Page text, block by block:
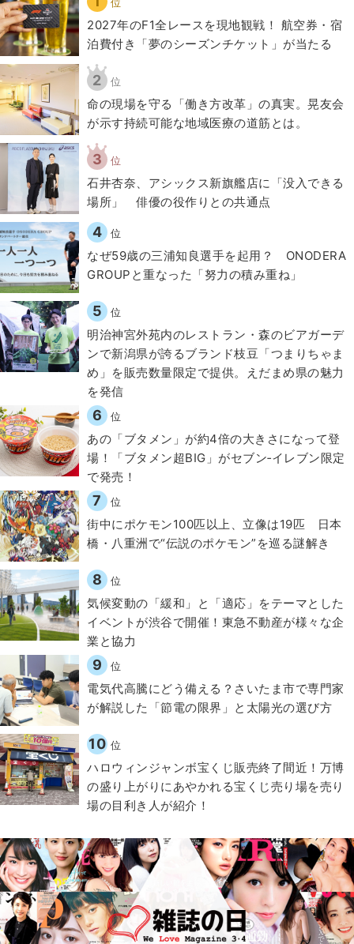
2027年のF1全レースを現地観戦！ 航空券・宿
泊費付き「夢のシーズンチケット」が当たる
2 位
​命の現場を守る「働き方改革」の真実。晃友会
が示す持続可能な地域医療の道筋とは。
3 位
石井杏奈、アシックス新旗艦店に「没入できる
場所」 俳優の役作りとの共通点
4 位
なぜ59歳の三浦知良選手を起用？ ONODERA
GROUPと重なった「努力の積み重ね」
5 位
明治神宮外苑内のレストラン・森のビアガーデ
ンで新潟県が誇るブランド枝豆「つまりちゃま
め」を販売数量限定で提供。えだまめ県の魅力
を発信
6 位
あの「ブタメン」が約4倍の大きさになって登
場！「ブタメン超BIG」がセブン‐イレブン限定
で発売！
7 位
街中にポケモン100匹以上、立像は19匹 日本
橋・八重洲で“伝説のポケモン”を巡る謎解き
8 位
気候変動の「緩和」と「適応」をテーマとした
イベントが渋谷で開催！東急不動産が様々な企
業と協力
9 位
電気代高騰にどう備える？さいたま市で専門家
が解説した「節電の限界」と太陽光の選び方
10 位
ハロウィンジャンボ宝くじ販売終了間近！万博
の盛り上がりにあやかれる宝くじ売り場を売り
場の目利き人が紹介！